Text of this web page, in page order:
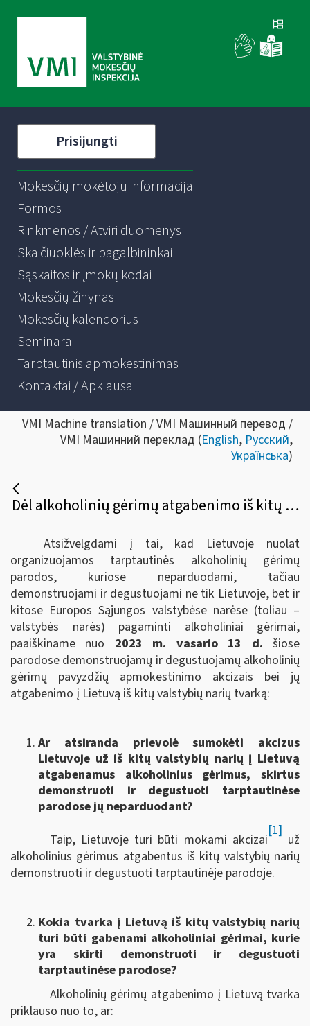
Prisijungti
Mokesčių mokėtojų informacija
Formos
Rinkmenos / Atviri duomenys
Skaičiuoklės ir pagalbininkai
Sąskaitos ir įmokų kodai
Mokesčių žinynas
Mokesčių kalendorius
Seminarai
Tarptautinis apmokestinimas
Kontaktai / Apklausa
VMI Machine translation / VMI Машинный перевод /
VMI Машинний переклад (English, Русский,
Українська)
Dėl alkoholinių gėrimų atgabenimo iš kitų Europos sąjungos valstybių narių į tarptautines parodas Lietuvoje bei akcizų sumokėjimo
Atsižvelgdami į tai, kad Lietuvoje nuolat
organizuojamos tarptautinės alkoholinių gėrimų
parodos, kuriose neparduodami, tačiau
demonstruojami ir degustuojami ne tik Lietuvoje, bet ir
kitose Europos Sąjungos valstybėse narėse (toliau –
valstybės narės) pagaminti alkoholiniai gėrimai,
paaiškiname nuo 2023 m. vasario 13 d. šiose
parodose demonstruojamų ir degustuojamų alkoholinių
gėrimų pavyzdžių apmokestinimo akcizais bei jų
atgabenimo į Lietuvą iš kitų valstybių narių tvarką:
Ar atsiranda prievolė sumokėti akcizus
Lietuvoje už iš kitų valstybių narių į Lietuvą
atgabenamus alkoholinius gėrimus, skirtus
demonstruoti ir degustuoti tarptautinėse
parodose jų neparduodant?
Taip, Lietuvoje turi būti mokami akcizai
[1]
už
alkoholinius gėrimus atgabentus iš kitų valstybių narių
demonstruoti ir degustuoti tarptautinėje parodoje.
Kokia tvarka į Lietuvą iš kitų valstybių narių
turi būti gabenami alkoholiniai gėrimai, kurie
yra skirti demonstruoti ir degustuoti
tarptautinėse parodose?
Alkoholinių gėrimų atgabenimo į Lietuvą tvarka
priklauso nuo to, ar: